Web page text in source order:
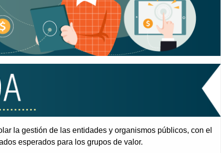
la gestión de las entidades y organismos públicos, con el
esperados para los grupos de valor.